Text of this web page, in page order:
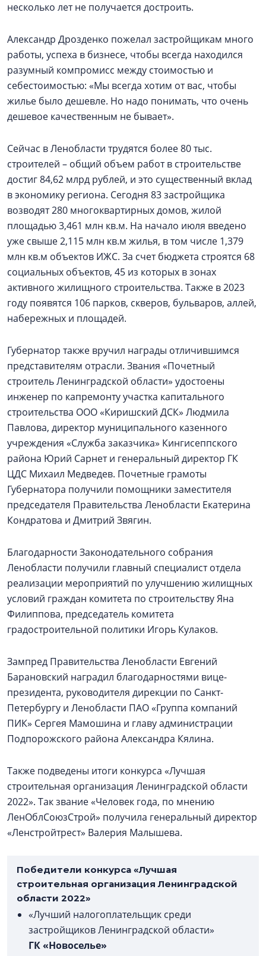
несколько лет не получается достроить.
Александр Дрозденко пожелал застройщикам много
работы, успеха в бизнесе, чтобы всегда находился
разумный компромисс между стоимостью и
себестоимостью: «Мы всегда хотим от вас, чтобы
жилье было дешевле. Но надо понимать, что очень
дешевое качественным не бывает».
Сейчас в Ленобласти трудятся более 80 тыс.
строителей – общий объем работ в строительстве
достиг 84,62 млрд рублей, и это существенный вклад
в экономику региона. Сегодня 83 застройщика
возводят 280 многоквартирных домов, жилой
площадью 3,461 млн кв.м. На начало июля введено
уже свыше 2,115 млн кв.м жилья, в том числе 1,379
млн кв.м объектов ИЖС. За счет бюджета строятся 68
социальных объектов, 45 из которых в зонах
активного жилищного строительства. Также в 2023
году появятся 106 парков, скверов, бульваров, аллей,
набережных и площадей.
Губернатор также вручил награды отличившимся
представителям отрасли. Звания «Почетный
строитель Ленинградской области» удостоены
инженер по капремонту участка капитального
строительства ООО «Киришский ДСК» Людмила
Павлова, директор муниципального казенного
учреждения «Служба заказчика» Кингисеппского
района Юрий Сарнет и генеральный директор ГК
ЦДС Михаил Медведев. Почетные грамоты
Губернатора получили помощники заместителя
председателя Правительства Ленобласти Екатерина
Кондратова и Дмитрий Звягин.
Благодарности Законодательного собрания
Ленобласти получили главный специалист отдела
реализации мероприятий по улучшению жилищных
условий граждан комитета по строительству Яна
Филиппова, председатель комитета
градостроительной политики Игорь Кулаков.
Зампред Правительства Ленобласти Евгений
Барановский наградил благодарностями вице-
президента, руководителя дирекции по Санкт-
Петербургу и Ленобласти ПАО «Группа компаний
ПИК» Сергея Мамошина и главу администрации
Подпорожского района Александра Кялина.
Также подведены итоги конкурса «Лучшая
строительная организация Ленинградской области
2022». Так звание «Человек года, по мнению
ЛенОблСоюзСтрой» получила генеральный директор
«Ленстройтрест» Валерия Малышева.
Победители конкурса «Лучшая
строительная организация Ленинградской
области 2022»
«Лучший налогоплательщик среди
застройщиков Ленинградской области»
ГК «Новоселье»